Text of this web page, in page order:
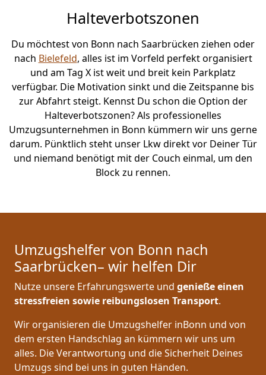
Halteverbotszonen
Du möchtest von Bonn nach Saarbrücken ziehen oder
nach Bielefeld, alles ist im Vorfeld perfekt organisiert
und am Tag X ist weit und breit kein Parkplatz
verfügbar. Die Motivation sinkt und die Zeitspanne bis
zur Abfahrt steigt. Kennst Du schon die Option der
Halteverbotszonen? Als professionelles
Umzugsunternehmen in Bonn kümmern wir uns gerne
darum. Pünktlich steht unser Lkw direkt vor Deiner Tür
und niemand benötigt mit der Couch einmal, um den
Block zu rennen.
Umzugshelfer von Bonn nach
Saarbrücken– wir helfen Dir
Nutze unsere Erfahrungswerte und genieße einen
stressfreien sowie reibungslosen Transport.
Wir organisieren die Umzugshelfer inBonn und von
dem ersten Handschlag an kümmern wir uns um
alles. Die Verantwortung und die Sicherheit Deines
Umzugs sind bei uns in guten Händen.